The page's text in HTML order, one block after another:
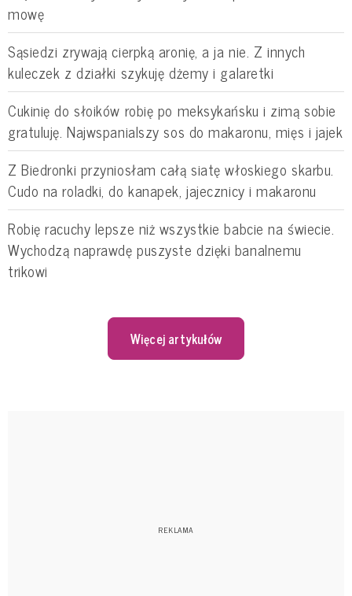
mowę
Sąsiedzi zrywają cierpką aronię, a ja nie. Z innych
kuleczek z działki szykuję dżemy i galaretki
Cukinię do słoików robię po meksykańsku i zimą sobie
gratuluję. Najwspanialszy sos do makaronu, mięs i jajek
Z Biedronki przyniosłam całą siatę włoskiego skarbu.
Cudo na roladki, do kanapek, jajecznicy i makaronu
Robię racuchy lepsze niż wszystkie babcie na świecie.
Wychodzą naprawdę puszyste dzięki banalnemu
trikowi
Więcej artykułów